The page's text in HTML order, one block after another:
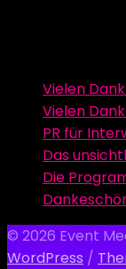
Vielen
Vielen
PR für
Das
Die
© 2026 Event
WordPress /